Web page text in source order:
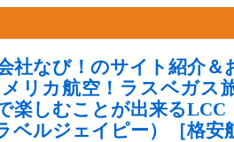
社なび！のサイト紹介＆
リカ航空！ラスベガス
楽しむことが出来るLCC
ベルジェイピー）［格安